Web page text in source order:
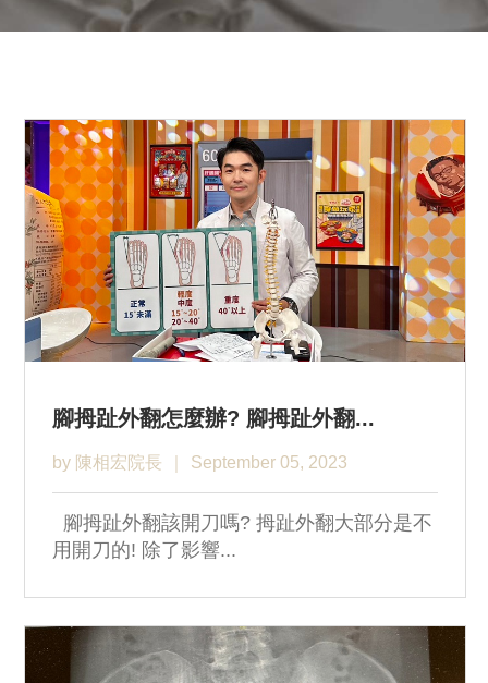
腳拇趾外翻怎麼辦? 腳拇趾外翻...
by 陳相宏院長 September 05, 2023
腳拇趾外翻該開刀嗎? 拇趾外翻大部分是不
用開刀的! 除了影響...